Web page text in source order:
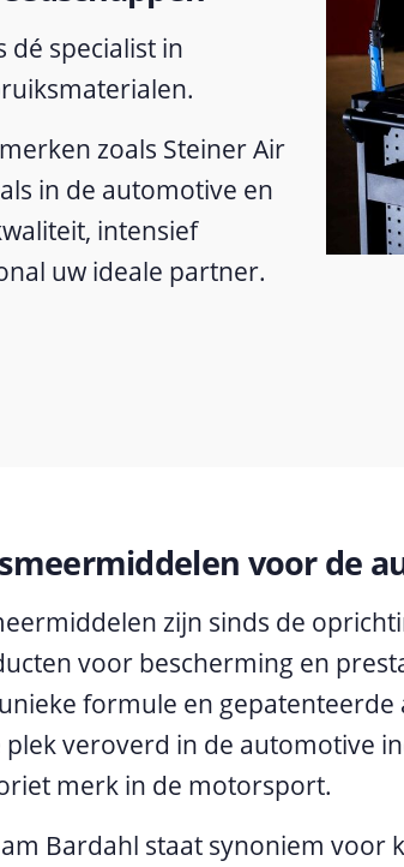
dé specialist in
zoals Steiner Air
in de automotive en
intensief
uw ideale partner.
voor de
zijn sinds de
voor bescherming en
formule en
veroverd in de automotive
merk in de motorsport.
Bardahl staat synoniem voor